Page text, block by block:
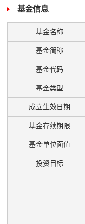
基金信息
基金名称
基金简称
基金代码
基金类型
成立生效日期
基金存续期限
基金单位面值
投资目标